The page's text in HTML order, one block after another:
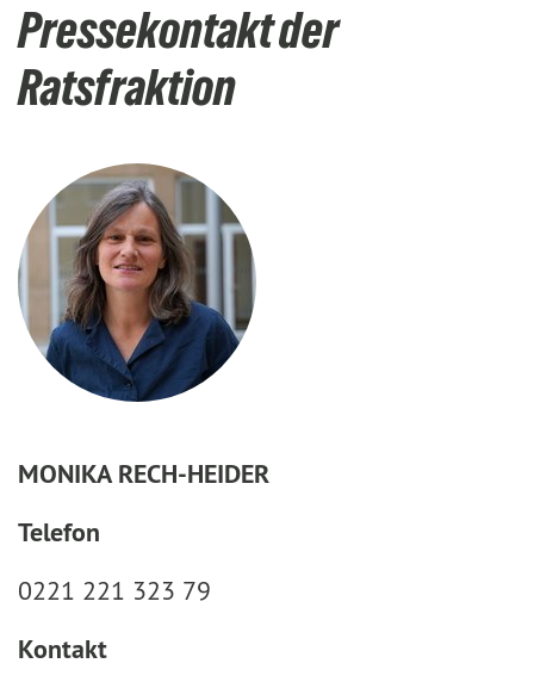
Pressekontakt der
Ratsfraktion
MONIKA RECH-HEIDER
Telefon
0221 221 323 79
Kontakt